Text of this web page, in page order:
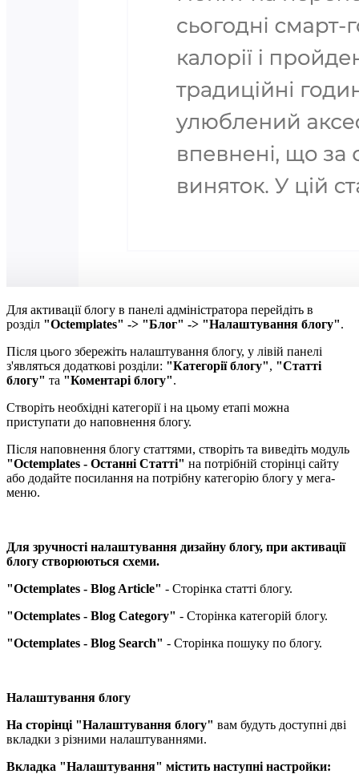
Для активації блогу в панелі адміністратора перейдіть в
розділ "Octemplates" -> "Блог" -> "Налаштування блогу".
Після цього збережіть налаштування блогу, у лівій панелі
з'являться додаткові розділи: "Категорії блогу", "Статті
блогу" та "Коментарі блогу".
Створіть необхідні категорії і на цьому етапі можна
приступати до наповнення блогу.
Після наповнення блогу статтями, створіть та виведіть модуль
"Octemplates - Останні Статті" на потрібній сторінці сайту
або додайте посилання на потрібну категорію блогу у мега-
меню.
Для зручності налаштування дизайну блогу, при активації
блогу створюються схеми.​
"Octemplates - Blog Article" - Сторінка статті блогу.
"Octemplates - Blog Category" - Сторінка категорій блогу.
"Octemplates - Blog Search" - Сторінка пошуку по блогу.
Налаштування блогу
На сторінці "Налаштування блогу" вам будуть доступні дві
вкладки з різними налаштуваннями.
Вкладка "Налаштування" містить наступні настройки:​